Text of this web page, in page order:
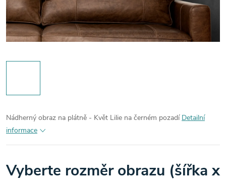
Nádherný obraz na plátně - Květ Lilie na černém pozadí Detailní
informace
Vyberte rozměr obrazu (šířka x